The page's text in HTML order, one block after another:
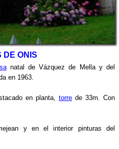
DE ONIS
natal de Vázquez de Mella y del
en 1963.
en planta, torre de 33m. Con
y en el interior pinturas del